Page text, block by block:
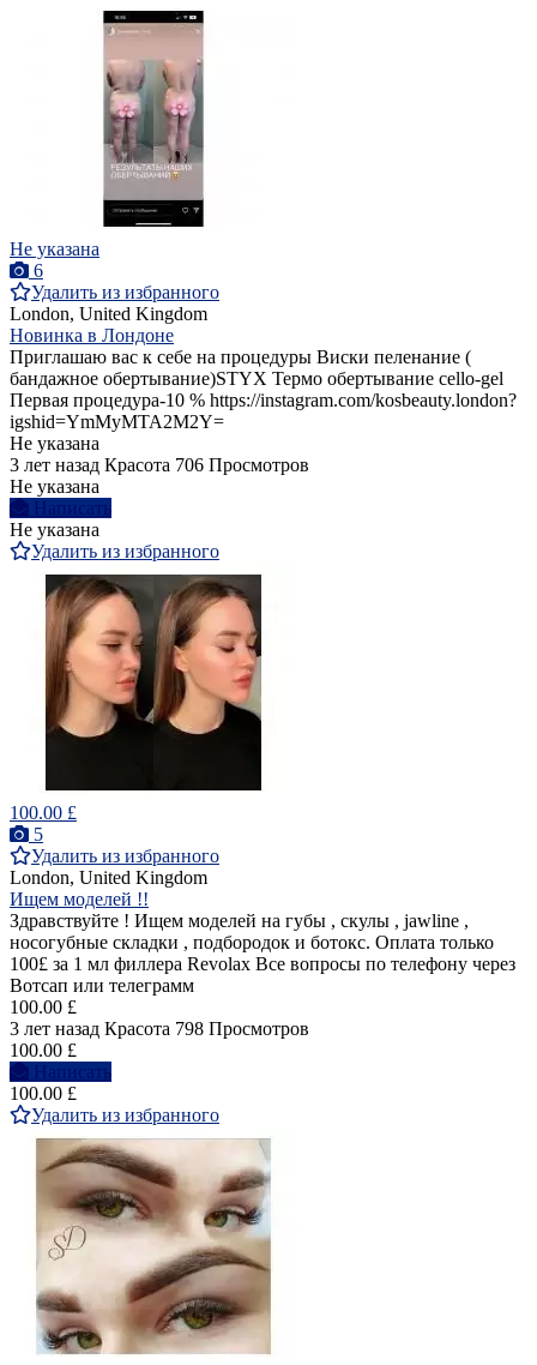
Не указана
6
Удалить из избранного
London, United Kingdom
Новинка в Лондоне
Приглашаю вас к себе на процедуры Виски пеленание (
бандажное обертывание)STYX Термо обертывание cello-gel
Первая процедура-10 % https://instagram.com/kosbeauty.london?
igshid=YmMyMTA2M2Y=
Не указана
3 лет назад Красота 706 Просмотров
Не указана
Написать
Не указана
Удалить из избранного
100.00 £
5
Удалить из избранного
London, United Kingdom
Ищем моделей !!
Здравствуйте ! Ищем моделей на губы , скулы , jawline ,
носогубные складки , подбородок и ботокс. Оплата только
100£ за 1 мл филлера Revolax Все вопросы по телефону через
Вотсап или телеграмм
100.00 £
3 лет назад Красота 798 Просмотров
100.00 £
Написать
100.00 £
Удалить из избранного